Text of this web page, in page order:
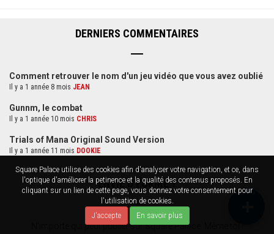
Square Palace utilise des cookies afin d'analyser votre navigation, et ce, dans
l'optique d'améliorer la petinence et la qualité des contenus proposés. En
cliquant sur un lien de cette page, vous donnez votre consentement pour
l'utilisation de cookies.
J'accepte
En savoir plus
DERNIERS COMMENTAIRES
Comment retrouver le nom d'un jeu vidéo que vous avez oublié
Il y a 1 année 8 mois JEAN
Gunnm, le combat
Il y a 1 année 10 mois CHRIS
Trials of Mana Original Sound Version
Il y a 1 année 11 mois DOOKIE
ENVIE D'ÉCRIRE ?
N'importe qui peut publier sur Square Palace. Même toi !